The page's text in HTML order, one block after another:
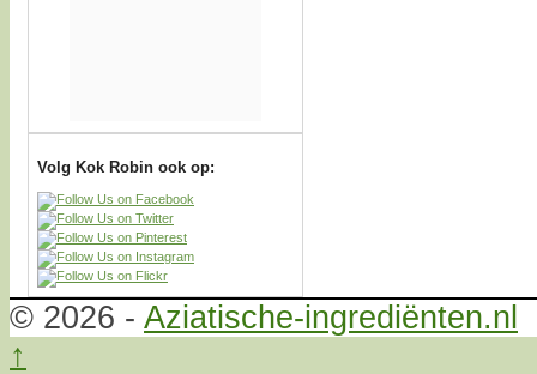
Volg Kok Robin ook op:
© 2026 - Aziatische-ingrediënten.nl
↑